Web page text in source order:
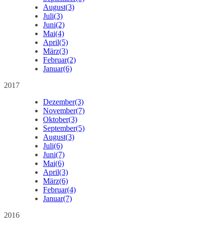
August(3)
Juli(3)
Juni(2)
Mai(4)
April(5)
März(3)
Februar(2)
Januar(6)
2017
Dezember(3)
November(7)
Oktober(3)
September(5)
August(3)
Juli(6)
Juni(7)
Mai(6)
April(3)
März(6)
Februar(4)
Januar(7)
2016